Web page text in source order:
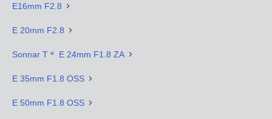
E16mm F2.8
E 20mm F2.8
Sonnar T＊ E 24mm F1.8 ZA
E 35mm F1.8 OSS
E 50mm F1.8 OSS